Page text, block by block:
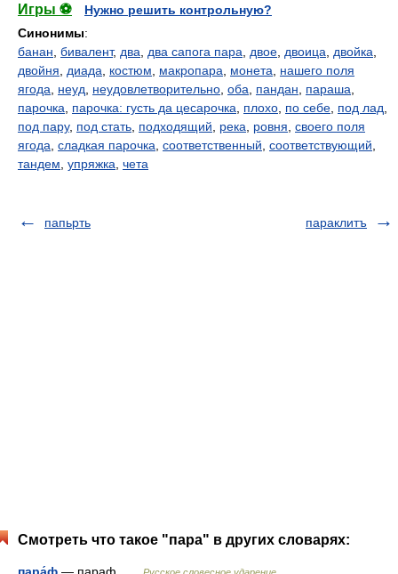
Игры ⚽
Нужно решить контрольную?
Синонимы:
банан бивалент, два два сапога пара двое двоица двойка
двойня
диада костюм макропара монета
нашего поля
ягода
неуд неудовлетворительно оба пандан параша
парочка
парочка: густь да цесарочка плохо по себе под лад
под пару, под стать подходящий река ровня своего поля
ягода сладкая парочка соответственный соответствующий
тандем упряжка чета
папьрть параклитъ
Смотреть что такое "пара" в других словарях:
пара́ф — параф …